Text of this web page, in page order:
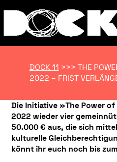
DOCK 11 >>> THE
2022 – FRIST
Die Initiative »The Power
2022 wieder vier
50.000 € aus, die sich
kulturelle
könnt ihr euch noch bis